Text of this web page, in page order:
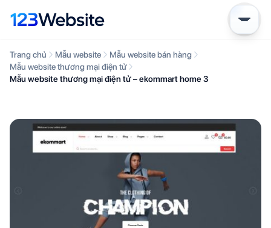
Trang chủ Mẫu website
Mẫu website bán hàng
Mẫu website thương mại điện tử
Mẫu website thương mại điện tử – ekommart home 3